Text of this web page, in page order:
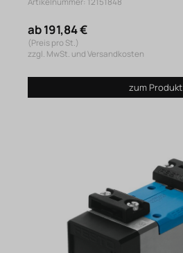
ab 191,84 €
(Preis pro St.)
zzgl. MwSt. und Versandkosten
zum Produkt